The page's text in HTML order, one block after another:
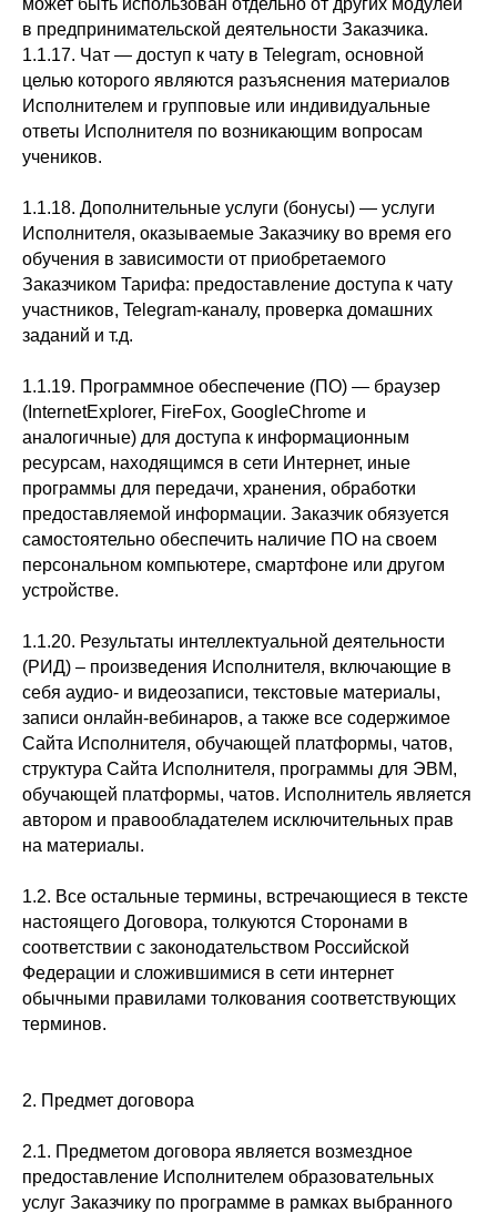
может быть использован отдельно от других модулей
в предпринимательской деятельности Заказчика.
1.1.17. Чат — доступ к чату в Telegram, основной
целью которого являются разъяснения материалов
Исполнителем и групповые или индивидуальные
ответы Исполнителя по возникающим вопросам
учеников.
1.1.18. Дополнительные услуги (бонусы) — услуги
Исполнителя, оказываемые Заказчику во время его
обучения в зависимости от приобретаемого
Заказчиком Тарифа: предоставление доступа к чату
участников, Telegram-каналу, проверка домашних
заданий и т.д.
1.1.19. Программное обеспечение (ПО) — браузер
(InternetExplorer, FireFox, GoogleChrome и
аналогичные) для доступа к информационным
ресурсам, находящимся в сети Интернет, иные
программы для передачи, хранения, обработки
предоставляемой информации. Заказчик обязуется
самостоятельно обеспечить наличие ПО на своем
персональном компьютере, смартфоне или другом
устройстве.
1.1.20. Результаты интеллектуальной деятельности
(РИД) – произведения Исполнителя, включающие в
себя аудио- и видеозаписи, текстовые материалы,
записи онлайн-вебинаров, а также все содержимое
Сайта Исполнителя, обучающей платформы, чатов,
структура Сайта Исполнителя, программы для ЭВМ,
обучающей платформы, чатов. Исполнитель является
автором и правообладателем исключительных прав
на материалы.
1.2. Все остальные термины, встречающиеся в тексте
настоящего Договора, толкуются Сторонами в
соответствии с законодательством Российской
Федерации и сложившимися в сети интернет
обычными правилами толкования соответствующих
терминов.
2. Предмет договора
2.1. Предметом договора является возмездное
предоставление Исполнителем образовательных
услуг Заказчику по программе в рамках выбранного